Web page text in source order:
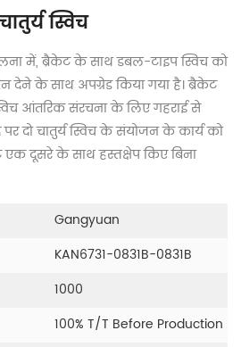
स्विच
में, ब्रैकेट के साथ डबल-टाइप स्विच को
देने के साथ अपग्रेड किया गया है। ब्रैकेट
आंतरिक संरचना के लिए गहराई से
दो चातुर्य स्विच के संयोजन के कार्य को
दूसरे के साथ हस्तक्षेप किए बिना
Gangyuan
KAN6731-0831B-0831B
1000
100% T/T Before Production